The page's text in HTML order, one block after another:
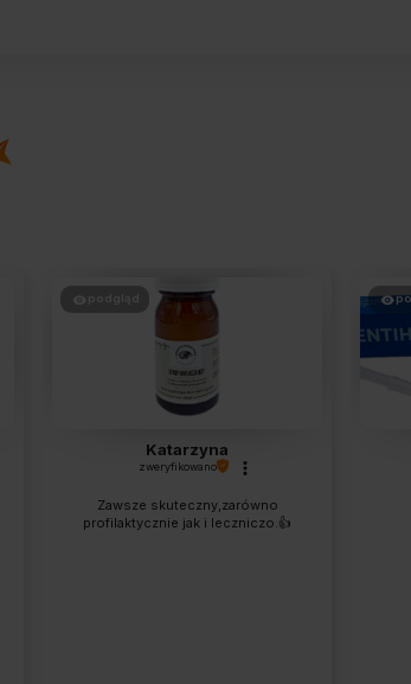
podgląd
Katarzyna
zweryfikowano
Zawsze skuteczny,zarówno
profilaktycznie jak i leczniczo.👍️